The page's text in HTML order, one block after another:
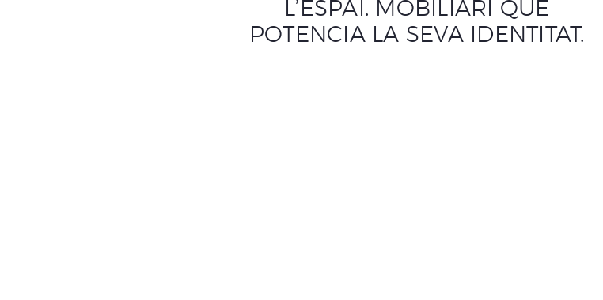
L’ESPAI. MOBILIARI QUE
POTENCIA LA SEVA IDENTITAT.